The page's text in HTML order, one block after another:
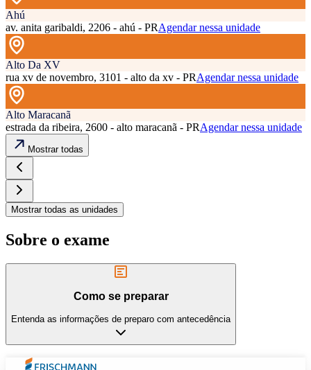
Ahú
av. anita garibaldi, 2206 - ahú - PRAgendar nessa unidade
Alto Da XV
rua xv de novembro, 3101 - alto da xv - PRAgendar nessa unidade
Alto Maracanã
estrada da ribeira, 2600 - alto maracanã - PRAgendar nessa unidade
Mostrar todas
Mostrar todas as unidades
Sobre o exame
Como se preparar
Entenda as informações de preparo com antecedência